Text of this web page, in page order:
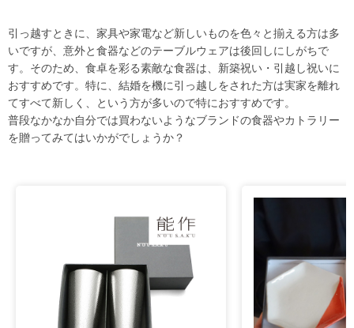
引っ越すときに、家具や家電など新しいものを色々と揃える方は多
いですが、意外と食器などのテーブルウェアは後回しにしがちで
す。そのため、食卓を彩る素敵な食器は、新築祝い・引越し祝いに
おすすめです。特に、結婚を機に引っ越しをされた方は実家を離れ
てすべて新しく、という方が多いので特におすすめです。
普段なかなか自分では買わないようなブランドの食器やカトラリー
を贈ってみてはいかがでしょうか？